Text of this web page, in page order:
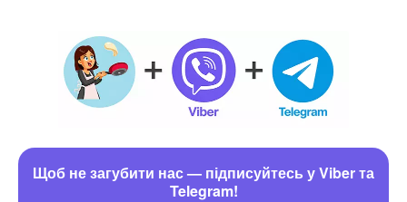
Щоб не загубити нас — підписуйтесь у Viber та
Telegram!